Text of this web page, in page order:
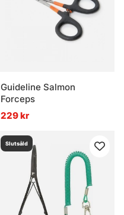
Guideline Salmon
Forceps
229 kr
Slutsåld